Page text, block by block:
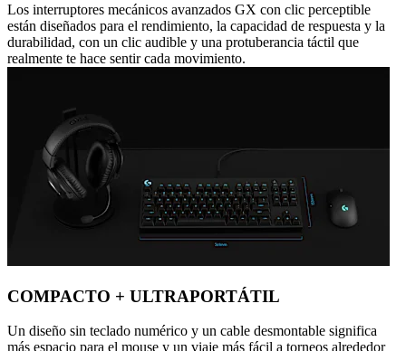
Los interruptores mecánicos avanzados GX con clic perceptible
están diseñados para el rendimiento, la capacidad de respuesta y la
durabilidad, con un clic audible y una protuberancia táctil que
realmente te hace sentir cada movimiento.
COMPACTO + ULTRAPORTÁTIL
Un diseño sin teclado numérico y un cable desmontable significa
más espacio para el mouse y un viaje más fácil a torneos alrededor